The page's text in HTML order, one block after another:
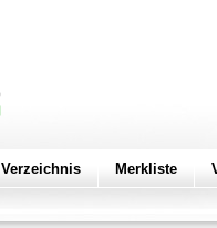
Verzeichnis Merkliste